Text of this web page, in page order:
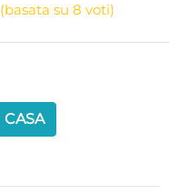
(basata su 8 voti)
CASA